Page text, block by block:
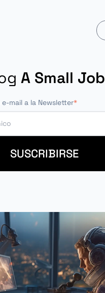
A Small Job
mail a la Newsletter*